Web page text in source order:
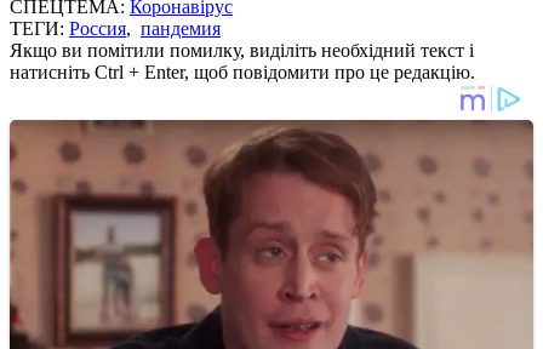
СПЕЦТЕМА: Коронавірус
ТЕГИ: Россия, пандемия
Якщо ви помітили помилку, виділіть необхідний текст і
натисніть Ctrl + Enter, щоб повідомити про це редакцію.